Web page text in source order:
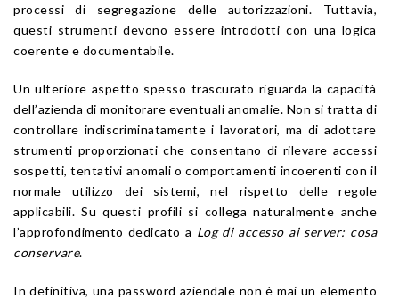
processi di segregazione delle autorizzazioni. Tuttavia,
questi strumenti devono essere introdotti con una logica
coerente e documentabile.
Un ulteriore aspetto spesso trascurato riguarda la capacità
dell’azienda di monitorare eventuali anomalie. Non si tratta di
controllare indiscriminatamente i lavoratori, ma di adottare
strumenti proporzionati che consentano di rilevare accessi
sospetti, tentativi anomali o comportamenti incoerenti con il
normale utilizzo dei sistemi, nel rispetto delle regole
applicabili. Su questi profili si collega naturalmente anche
l’approfondimento dedicato a Log di accesso ai server: cosa
conservare.
In definitiva, una password aziendale non è mai un elemento